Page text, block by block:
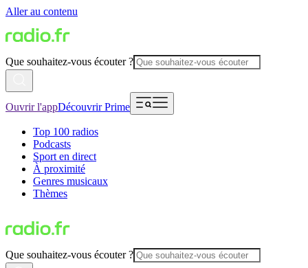
Aller au contenu
Que souhaitez-vous écouter ?
Ouvrir l'appDécouvrir Prime
Top 100 radios
Podcasts
Sport en direct
À proximité
Genres musicaux
Thèmes
Que souhaitez-vous écouter ?